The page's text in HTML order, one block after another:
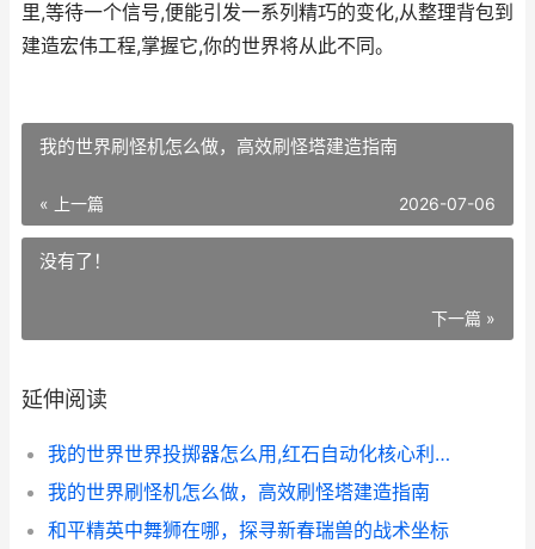
里,等待一个信号,便能引发一系列精巧的变化,从整理背包到
建造宏伟工程,掌握它,你的世界将从此不同。
我的世界刷怪机怎么做，高效刷怪塔建造指南
« 上一篇 2026-07-06
没有了！
下一篇 »
延伸阅读
我的世界世界投掷器怎么用,红石自动化核心利器揭秘
我的世界刷怪机怎么做，高效刷怪塔建造指南
和平精英中舞狮在哪，探寻新春瑞兽的战术坐标